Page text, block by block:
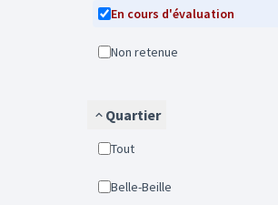
En cours d'évaluation
Non retenue
Quartier
Tout
Belle-Beille